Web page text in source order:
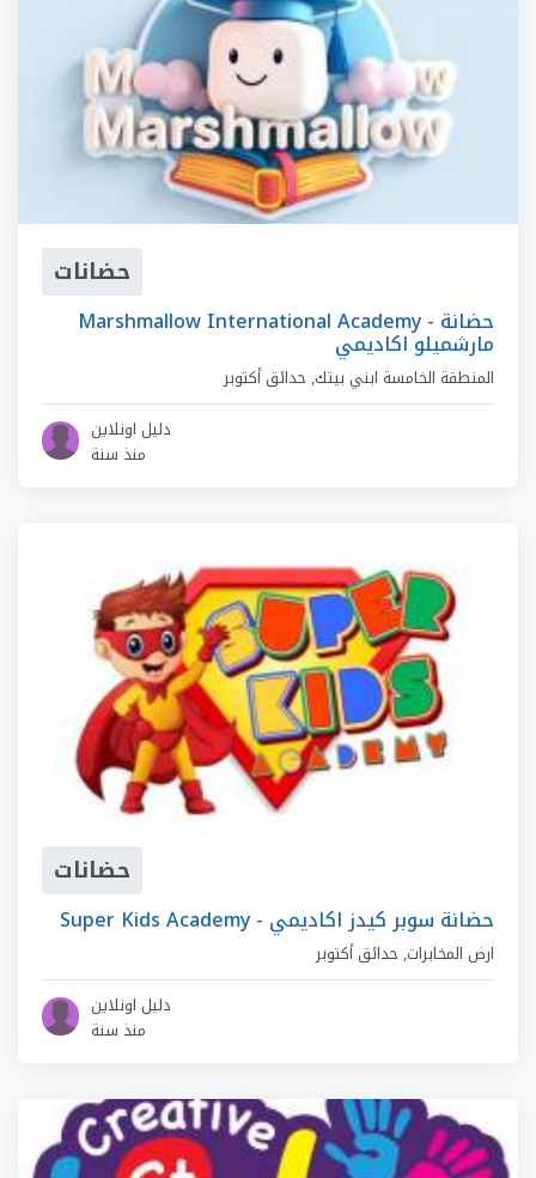
حضانات
Marshmallow International Academy - حضانة
مارشميلو اكاديمي
المنطقة الخامسة ابني بيتك, حدائق أكتوبر
دليل اونلاين
منذ سنة
حضانات
Super Kids Academy - حضانة سوبر كيدز اكاديمي
ارض المخابرات, حدائق أكتوبر
دليل اونلاين
منذ سنة